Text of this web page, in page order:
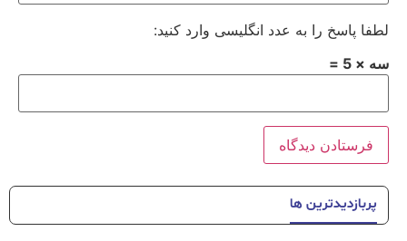
لطفا پاسخ را به عدد انگلیسی وارد کنید:
سه × 5 =
پربازدیدترین ها